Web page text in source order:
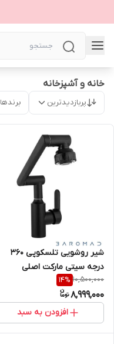
خانه و آشپزخانه
پربازدیدترین برندها
شیر روشویی تلسکوپی 360
درجه سیتی مارکت اصلی
10,500,000
14%
8,999,000
افزودن به سبد